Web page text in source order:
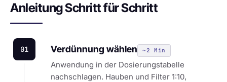
Anleitung Schritt für Schritt
01 Verdünnung wählen ~2 Min
Anwendung in der Dosierungstabelle
nachschlagen. Hauben und Filter 1:10,